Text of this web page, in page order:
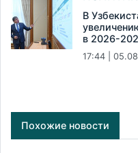
В
в 2026-
17:44 | 05.08
Похожие новости